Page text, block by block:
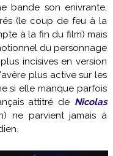
bande son enivrante,
(le coup de feu à la
à la fin du film) mais
du personnage
incisives en version
plus active sur les
si elle manque parfois
attitré de Nicolas
ne parvient jamais à